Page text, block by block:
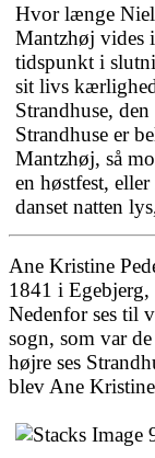
Hvor længe
Mantzhøj vides
tidspunkt i
sit livs
Strandhuse,
Strandhuse er
Mantzhøj, så
en høstfest,
danset natten
Ane Kristine
1841 i Egebjerg,
Nedenfor ses til
sogn, som var
højre ses
blev Ane